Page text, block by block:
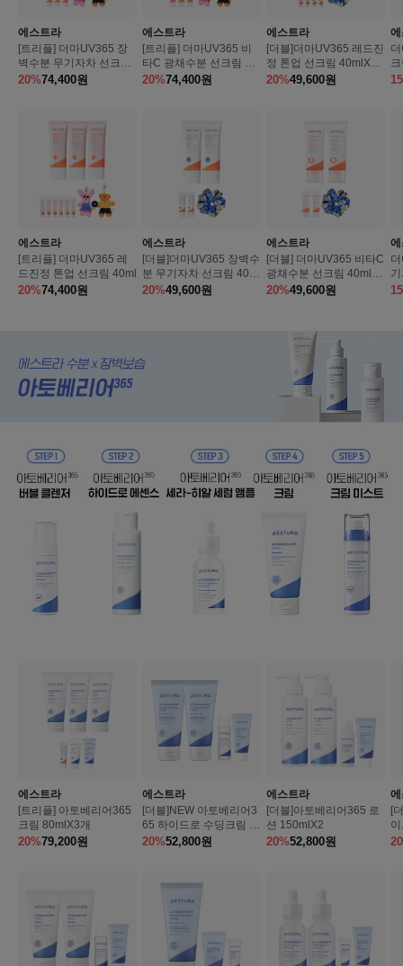
에스트라
[트리플] 더마UV365 장
벽수분 무기자차 선크림
40ml
20%74,400원
에스트라
[트리플] 더마UV365 레
드진정 톤업 선크림 40ml
20%74,400원
에스트라
[트리플] 더마UV365 비
타C 광채수분 선크림 40
ml
20%74,400원
에스트라
[더블]더마UV365 장벽수
분 무기자차 선크림 40ml
X2개 SPF50+ PA++++
20%49,600원
에스트라
[더블]더마UV365 레드진
정 톤업 선크림 40mlX2
개 SPF50+ PA++++(본
20%49,600원
에스트라
[더블] 더마UV365 비타C
광채수분 선크림 40mlX2
개 SPF50+ PA++++(본
20%49,600원
에스트라
[트리플] 아토베리어365
크림 80mlX3개
20%79,200원
에스트라
[더블]NEW 아토베리어3
65 하이드로 수딩크림 8
0ml*2개
20%52,800원
에스트라
[더블]아토베리어365 로
션 150mlX2
20%52,800원
[
A